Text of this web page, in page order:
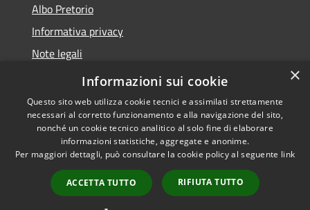
Albo Pretorio
Informativa privacy
Note legali
Dichiarazione di accessibilità
Accessibilità
Copyright © 2026 • Comune di
Baranzate • Powered by
Municipium•
Accesso
redazione
×
Informazioni sui cookie
Questo sito web utilizza cookie tecnici e assimilati strettamente
necessari al corretto funzionamento e alla navigazione del sito,
nonché un cookie tecnico analitico al solo fine di elaborare
informazioni statistiche, aggregate e anonime.
Per maggiori dettagli, può consultare la cookie policy al seguente link
ACCETTA TUTTO RIFIUTA TUTTO